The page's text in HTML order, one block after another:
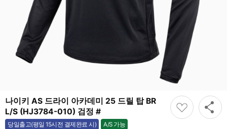
나이키 AS 드라이 아카데미 25 드릴 탑 BR
L/S (HJ3784-010) 검정 #
당일출고(평일 15시전 결제완료 시) A/S 가능
가능